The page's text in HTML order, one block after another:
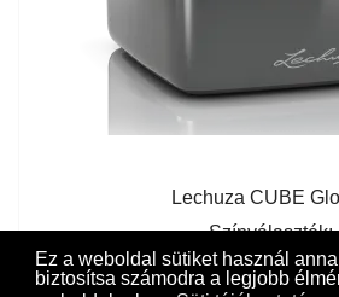
Ez a weboldal sütiket használ
biztosítsa számodra a legjobb
Lechuza CUBE
Színválaszték:
Skarlát
Fehér